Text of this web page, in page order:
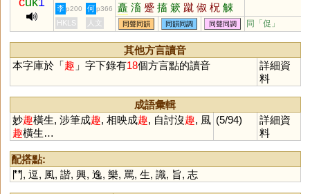
矗 滀 蹙 搐 簌 蹴 俶 柷 觫
涑 諔 齪 亍 踧 拺 樕 蔌 餗
瘯 斶 顣 齱 擉 欶 欻 鼀 蔟
埱 娕 孎 珿 苖 藗 趥 踀 踓
鋉 箹 鄐 歜 娖 敊 慉 憱
李 p200 何 p366
HKLS 人文 同聲同韻 同韻同調 同聲同調 同「促 」
其他方言讀音
本字庫於「趣 」字下錄有18個方言點的讀音
詳細資
料
成語彙輯
妙趣橫生, 涉筆成趣, 相映成趣, 自討沒趣, 風
趣橫生…
(5/94)
詳細資
料
配搭點:
鬥, 逗, 風, 諧, 興, 逸, 樂, 罵, 生, 識, 旨, 志